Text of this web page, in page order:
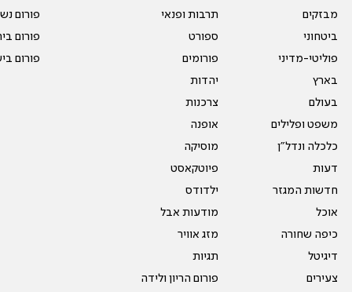
מבזקים
ביטחוני
פוליטי-מדיני
בארץ
בעולם
משפט ופלילים
כלכלה ונדל"ן
דעות
חדשות המגזר
אוכל
כיפה שחורה
דיגיטל
צעירים
תרבות ופנאי
ספורט
פורומים
יהדות
צרכנות
אופנה
מוסיקה
פיוטקאסט
ילדודס
מודעות אבל
מזג אוויר
תגיות
פורום הריון ולידה
פורום
פורום
פורום